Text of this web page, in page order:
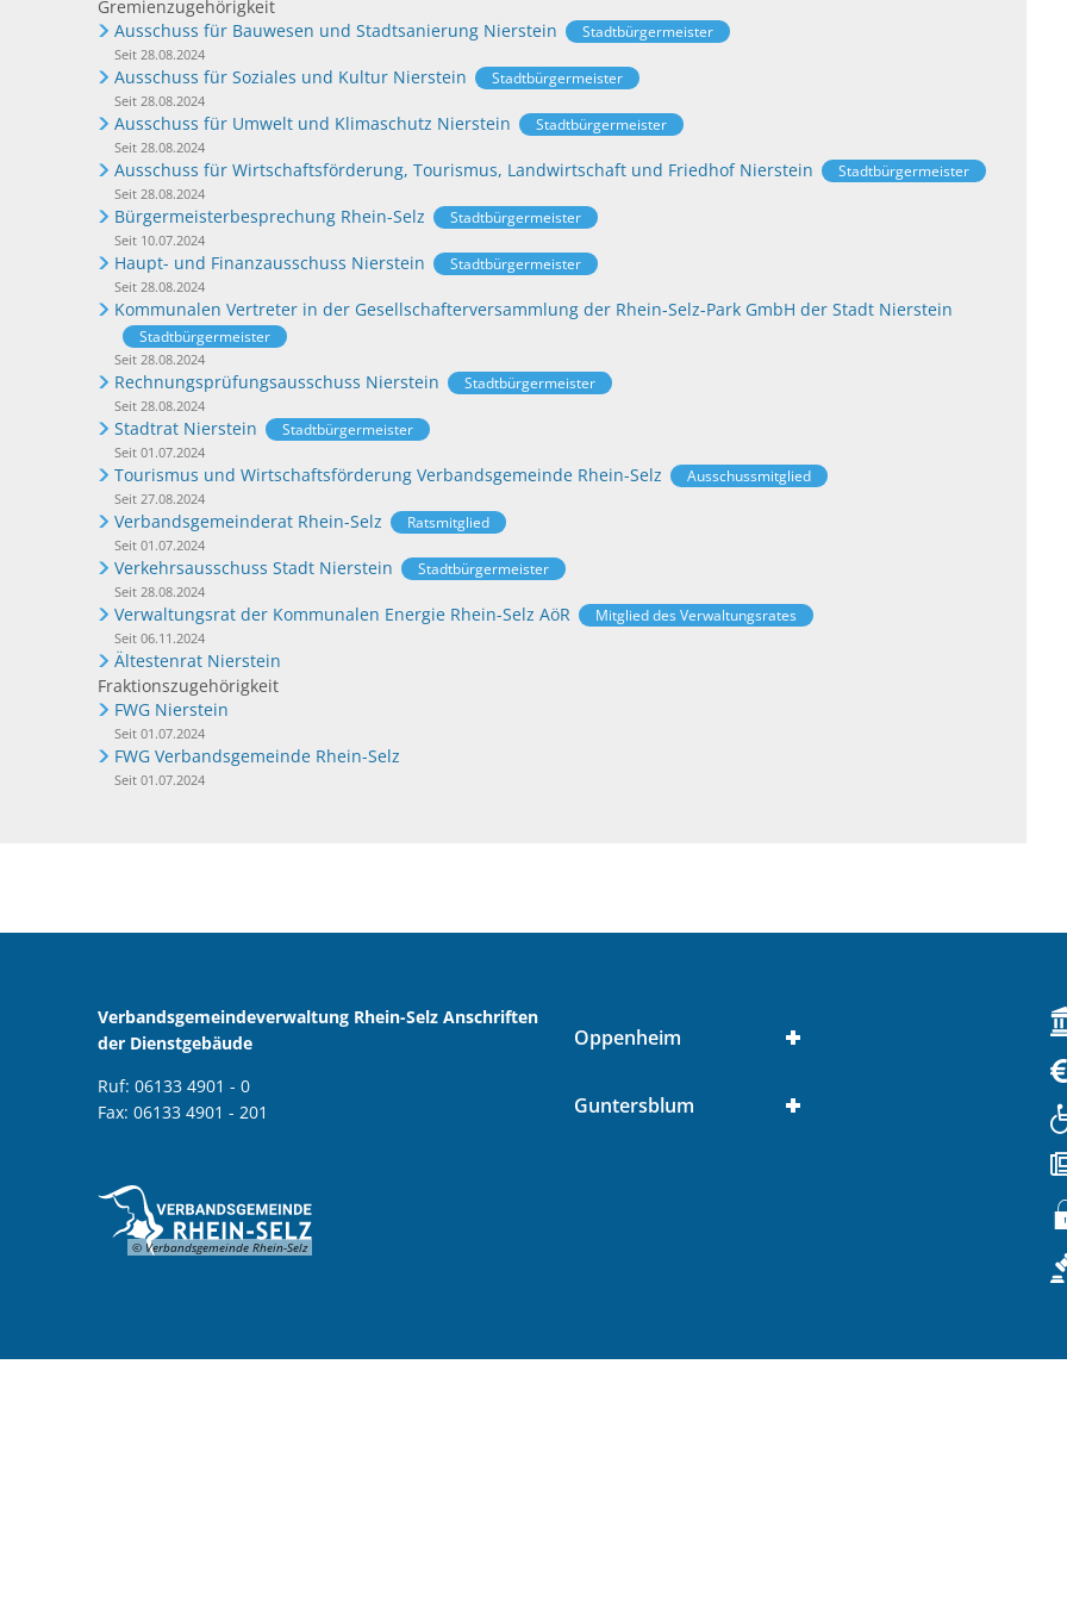
Gremienzugehörigkeit
Ausschuss für Bauwesen und Stadtsanierung Nierstein
Stadtbürgermeister
Seit 28.08.2024
Ausschuss für Soziales und Kultur Nierstein Stadtbürgermeister
Seit 28.08.2024
Ausschuss für Umwelt und Klimaschutz Nierstein Stadtbürgermeister
Seit 28.08.2024
Ausschuss für Wirtschaftsförderung, Tourismus, Landwirtschaft und Friedhof Nierstein Stadtbürgermeister
Seit 28.08.2024
Bürgermeisterbesprechung Rhein-Selz Stadtbürgermeister
Seit 10.07.2024
Haupt- und Finanzausschuss Nierstein Stadtbürgermeister
Seit 28.08.2024
Kommunalen Vertreter in der Gesellschafterversammlung der Rhein-Selz-Park GmbH der Stadt Nierstein
Stadtbürgermeister
Seit 28.08.2024
Rechnungsprüfungsausschuss Nierstein Stadtbürgermeister
Seit 28.08.2024
Stadtrat Nierstein Stadtbürgermeister
Seit 01.07.2024
Tourismus und Wirtschaftsförderung Verbandsgemeinde Rhein-Selz Ausschussmitglied
Seit 27.08.2024
Verbandsgemeinderat Rhein-Selz Ratsmitglied
Seit 01.07.2024
Verkehrsausschuss Stadt Nierstein Stadtbürgermeister
Seit 28.08.2024
Verwaltungsrat der Kommunalen Energie Rhein-Selz AöR Mitglied des Verwaltungsrates
Seit 06.11.2024
Ältestenrat Nierstein
Fraktionszugehörigkeit
FWG Nierstein
Seit 01.07.2024
FWG Verbandsgemeinde Rhein-Selz
Seit 01.07.2024
Verbandsgemeindeverwaltung Rhein-Selz Anschriften
der Dienstgebäude
Ruf: 06133 4901 - 0
Fax: 06133 4901 - 201
© Verbandsgemeinde Rhein-Selz
Oppenheim
Guntersblum